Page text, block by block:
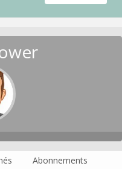
Abonnements